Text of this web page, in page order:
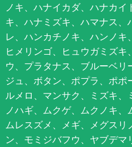
ノキ、ハナイカダ、ハナカ
キ、ハナミズキ、ハマナス
レ、ハンカチノキ、ハンノキ
ヒメリンゴ、ヒュウガミズ
ウ、プラタナス、ブルーベ
ジュ、ボタン、ポプラ、ポ
ルメロ、マンサク、ミズキ
ノハギ、ムクゲ、ムクノキ、
ムレスズメ、メギ、メグスリ
ン、モミジバフウ、ヤブデ